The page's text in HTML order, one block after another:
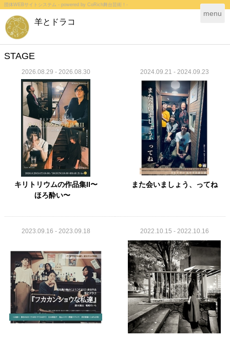
団体WEBサイトシステム - powered by CoRich舞台芸術！-
羊とドラコ
T
g
n
a
v
i
i
o
n
menu
STAGE
2026.08.29 - 2026.08.30
キリトリウムの作品集II〜
ほろ酔い〜
2024.09.21 - 2024.09.23
また会いましょう、ってね
2023.09.16 - 2023.09.18 2022.10.15 - 2022.10.16